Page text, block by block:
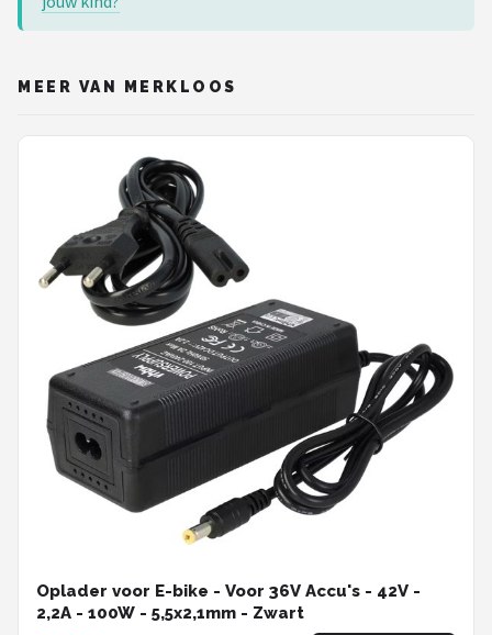
MEER VAN MERKLOOS
Oplader voor E-bike - Voor 36V Accu's - 42V -
2,2A - 100W - 5,5x2,1mm - Zwart